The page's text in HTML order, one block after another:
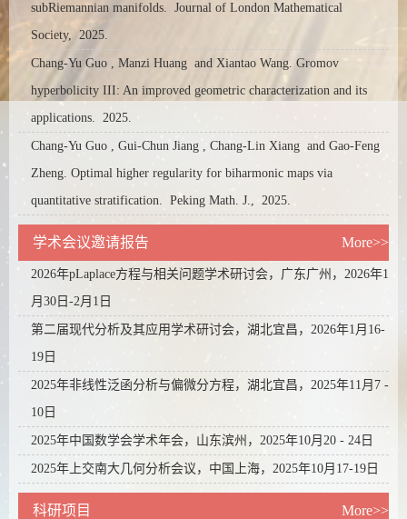
subRiemannian manifolds. Journal of London Mathematical
Society, 2025.
Chang-Yu Guo , Manzi Huang and Xiantao Wang. Gromov
hyperbolicity III: An improved geometric characterization and its
applications. 2025.
Chang-Yu Guo , Gui-Chun Jiang , Chang-Lin Xiang and Gao-Feng
Zheng. Optimal higher regularity for biharmonic maps via
quantitative stratification. Peking Math. J., 2025.
学术会议邀请报告 More>>
2026年pLaplace方程与相关问题学术研讨会，广东广州，2026年1
月30日-2月1日
第二届现代分析及其应用学术研讨会，湖北宜昌，2026年1月16-
19日
2025年非线性泛函分析与偏微分方程，湖北宜昌，2025年11月7 -
10日
2025年中国数学会学术年会，山东滨州，2025年10月20 - 24日
2025年上交南大几何分析会议，中国上海，2025年10月17-19日
科研项目 More>>